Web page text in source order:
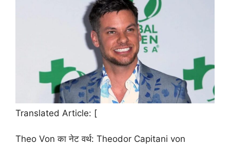
Translated Article: [
Theo Von का नेट वर्थ: Theodor Capitani von